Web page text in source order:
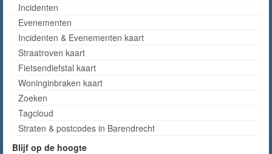
Incidenten
Evenementen
Incidenten & Evenementen kaart
Straatroven kaart
Fietsendiefstal kaart
Woninginbraken kaart
Zoeken
Tagcloud
Straten & postcodes in Barendrecht
Blijf op de hoogte